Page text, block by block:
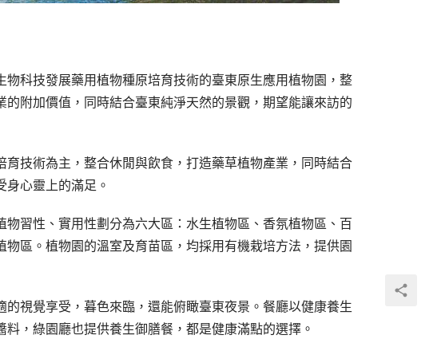
科技發展藥用植物種原培育技術的臺東原生應用植物園，整
附加價值，同時結合臺東純淨天然的景觀，期望能讓來訪的
技術為主，整合休閒與飲食，打造藥草植物產業，同時結合
心靈上的滿足。
習性、實用性劃分為六大區：水生植物區、香氛植物區、百
區。植物園的溫室及育苗區，均採用有機栽培方法，提供園
視覺享受，暮色來臨，還能俯瞰臺東夜景。餐廳以健康養生
，綠園廳也提供養生御膳餐，都是健康滿點的選擇。